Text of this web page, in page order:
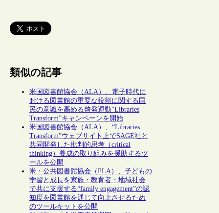
類似の記事
米国図書館協会（ALA）、電子時代に
おける図書館の重要な役割に関する国
民の意識を高める啓発運動“Libraries
Transform”キャンペーンを開始
米国図書館協会（ALA）、“Libraries
Transform”ウェブサイト上でSAGE社と
共同開発した批判的思考（critical
thinking）養成の取り組みを援助するツ
ールを公開
米・公共図書館協会（PLA）、子どもの
学習と成長を家族・教育者・地域社会
で共に支援する“family engagement”の認
知度を図書館を通じて向上させるため
のツールキットを公開